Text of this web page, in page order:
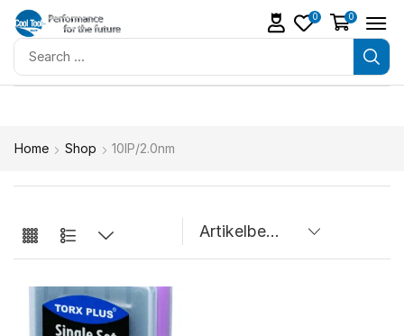
0 0
Home Shop 10IP/2.0nm